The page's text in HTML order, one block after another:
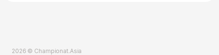
2026 © Championat.Asia